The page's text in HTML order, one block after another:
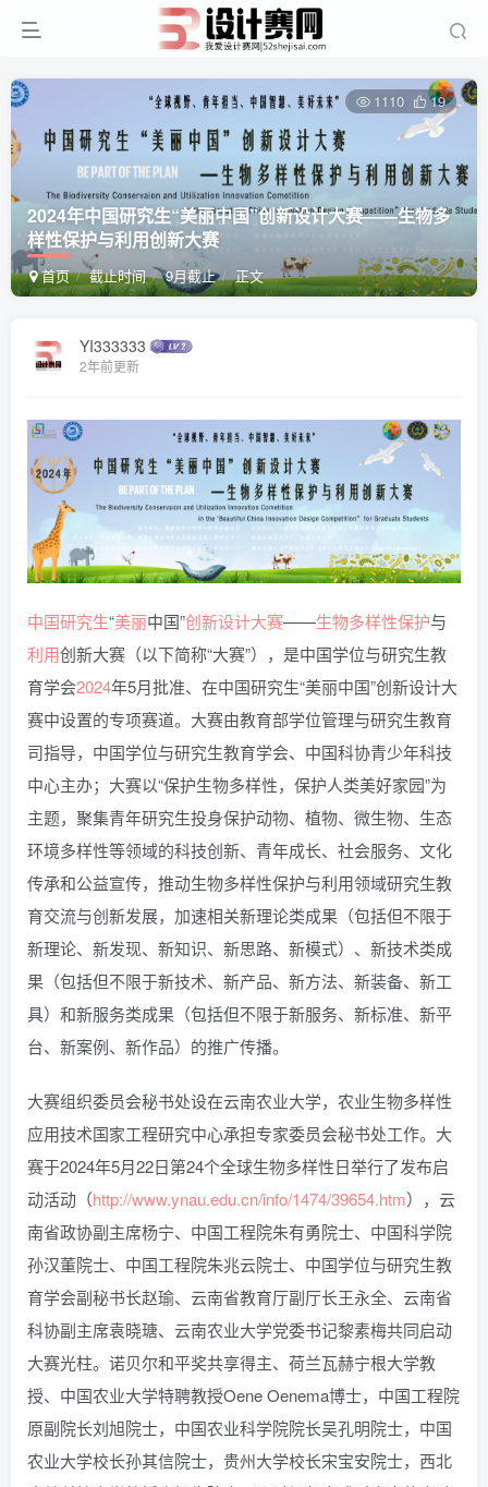
2024年中国研究生“美丽中国”创新设计大赛——生物多
样性保护与利用创新大赛
首页 截止时间 9月截止 正文
1110 19
YI333333
2年前更新
中国研究生“美丽中国”创新设计大赛——生物多样性保护与
利用创新大赛（以下简称“大赛”），是中国学位与研究生教
育学会2024年5月批准、在中国研究生“美丽中国”创新设计大
赛中设置的专项赛道。大赛由教育部学位管理与研究生教育
司指导，中国学位与研究生教育学会、中国科协青少年科技
中心主办；大赛以“保护生物多样性，保护人类美好家园”为
主题，聚集青年研究生投身保护动物、植物、微生物、生态
环境多样性等领域的科技创新、青年成长、社会服务、文化
传承和公益宣传，推动生物多样性保护与利用领域研究生教
育交流与创新发展，加速相关新理论类成果（包括但不限于
新理论、新发现、新知识、新思路、新模式）、新技术类成
果（包括但不限于新技术、新产品、新方法、新装备、新工
具）和新服务类成果（包括但不限于新服务、新标准、新平
台、新案例、新作品）的推广传播。
大赛组织委员会秘书处设在云南农业大学，农业生物多样性
应用技术国家工程研究中心承担专家委员会秘书处工作。大
赛于2024年5月22日第24个全球生物多样性日举行了发布启
动活动（http://www.ynau.edu.cn/info/1474/39654.htm），云
南省政协副主席杨宁、中国工程院朱有勇院士、中国科学院
孙汉董院士、中国工程院朱兆云院士、中国学位与研究生教
育学会副秘书长赵瑜、云南省教育厅副厅长王永全、云南省
科协副主席袁晓瑭、云南农业大学党委书记黎素梅共同启动
大赛光柱。诺贝尔和平奖共享得主、荷兰瓦赫宁根大学教
授、中国农业大学特聘教授Oene Oenema博士，中国工程院
原副院长刘旭院士，中国农业科学院院长吴孔明院士，中国
农业大学校长孙其信院士，贵州大学校长宋宝安院士，西北